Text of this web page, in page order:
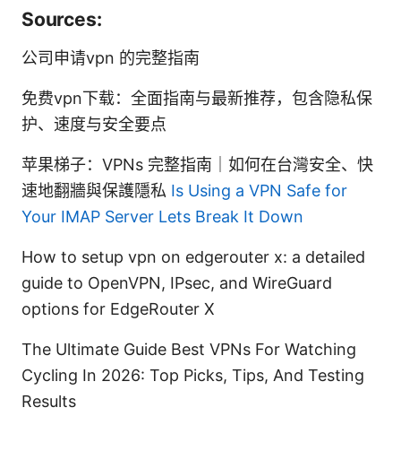
Sources:
公司申请vpn 的完整指南
免费vpn下载：全面指南与最新推荐，包含隐私保
护、速度与安全要点
苹果梯子：VPNs 完整指南｜如何在台灣安全、快
速地翻牆與保護隱私 Is Using a VPN Safe for
Your IMAP Server Lets Break It Down
How to setup vpn on edgerouter x: a detailed
guide to OpenVPN, IPsec, and WireGuard
options for EdgeRouter X
The Ultimate Guide Best VPNs For Watching
Cycling In 2026: Top Picks, Tips, And Testing
Results